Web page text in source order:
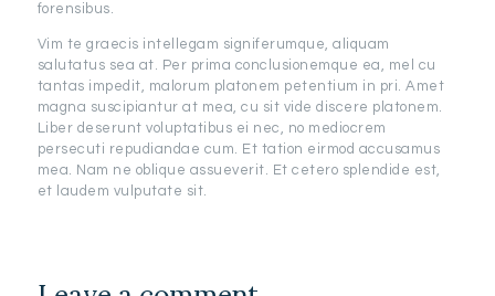
forensibus.
Vim te graecis intellegam signiferumque, aliquam
salutatus sea at. Per prima conclusionemque ea, mel cu
tantas impedit, malorum platonem petentium in pri. Amet
magna suscipiantur at mea, cu sit vide discere platonem.
Liber deserunt voluptatibus ei nec, no mediocrem
persecuti repudiandae cum. Et tation eirmod accusamus
mea. Nam ne oblique assueverit. Et cetero splendide est,
et laudem vulputate sit.